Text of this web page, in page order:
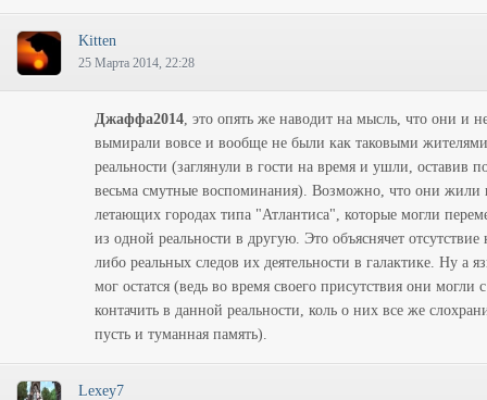
Kitten
25 Марта 2014, 22:28
Джаффа2014, это опять же наводит на мысль, что они и
вымирали вовсе и вообще не были как таковыми
реальности (заглянули в гости на время и ушли, оставив
весьма смутные воспоминания). Возможно, что они жили
летающих городах типа "Атлантиса", которые могли
из одной реальности в другую. Это объяснячет отсутствие
либо реальных следов их деятельности в галактике. Ну а
мог остатся (ведь во время своего присутствия они могли
контачить в данной реальности, коль о них все же
пусть и туманная память).
Lexey7